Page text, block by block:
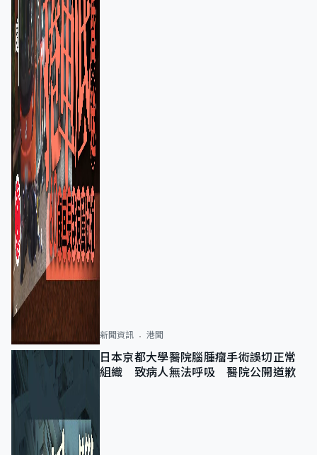
新聞資訊 港聞
日本京都大學醫院腦腫瘤手術誤切正常
組織 致病人無法呼吸 醫院公開道歉